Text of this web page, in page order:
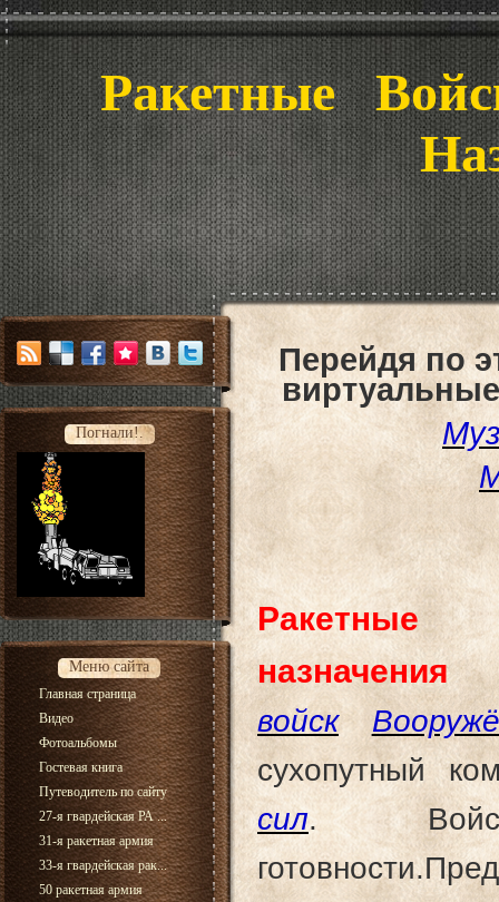
Ракетные
Погнали!.
Меню сайта
Главная страница
Видео
Фотоальбомы
Гостевая книга
Путеводитель по сайту
27-я гвардейская РА ...
31-я ракетная армия
33-я гвардейская рак...
50 ракетная армия
Перейдя по
Ракетные
назначения
войск
сухопутный
сил.